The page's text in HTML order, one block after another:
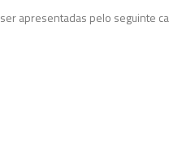
apresentadas pelo seguinte